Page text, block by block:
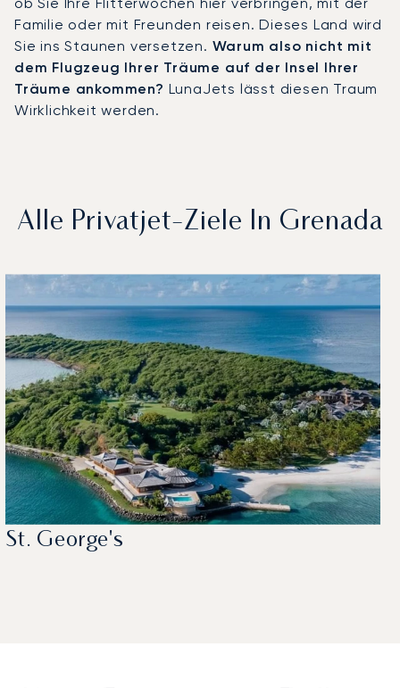
Familie oder mit Freunden reisen. Dieses Land wird
Sie ins Staunen versetzen. Warum also nicht mit
dem Flugzeug Ihrer Träume auf der Insel Ihrer
Träume ankommen? LunaJets lässt diesen Traum
Wirklichkeit werden.
Alle Privatjet-Ziele In Grenada
St. George's